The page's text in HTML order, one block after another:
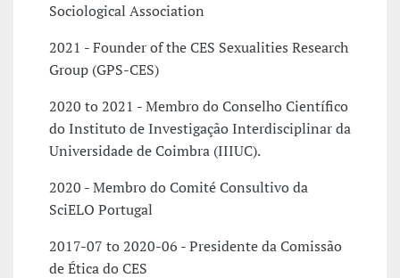
Sociological Association
2021 - Founder of the CES Sexualities Research
Group (GPS-CES)
2020 to 2021 - Membro do Conselho Científico
do Instituto de Investigação Interdisciplinar da
Universidade de Coimbra (IIIUC).
2020 - Membro do Comité Consultivo da
SciELO Portugal
2017-07 to 2020-06 - Presidente da Comissão
de Ética do CES